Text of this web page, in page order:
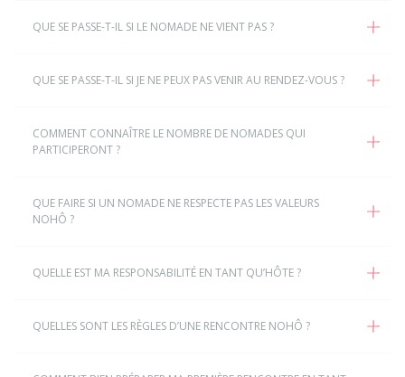
QUE SE PASSE-T-IL SI LE NOMADE NE VIENT PAS ?
QUE SE PASSE-T-IL SI JE NE PEUX PAS VENIR AU RENDEZ-VOUS ?
COMMENT CONNAÎTRE LE NOMBRE DE NOMADES QUI
PARTICIPERONT ?
QUE FAIRE SI UN NOMADE NE RESPECTE PAS LES VALEURS
NOHÔ ?
QUELLE EST MA RESPONSABILITÉ EN TANT QU’HÔTE ?
QUELLES SONT LES RÈGLES D’UNE RENCONTRE NOHÔ ?